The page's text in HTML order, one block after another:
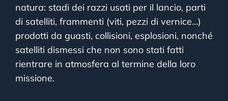
natura: stadi dei razzi usati per il lancio, parti
di satelliti, frammenti (viti, pezzi di vernice…)
prodotti da guasti, collisioni, esplosioni, nonché
satelliti dismessi che non sono stati fatti
rientrare in atmosfera al termine della loro
missione.